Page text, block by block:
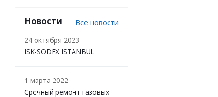
Новости Все новости
24 октября 2023
ISK-SODEX ISTANBUL
1 марта 2022
Срочный ремонт газовых